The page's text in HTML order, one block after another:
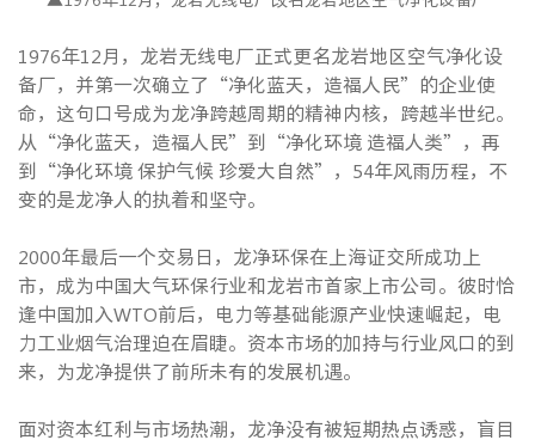
1976年12月，龙岩无线电厂正式更名龙岩地区空气净化设
备厂，并第一次确立了“净化蓝天，造福人民”的企业使
命，这句口号成为龙净跨越周期的精神内核，跨越半世纪。
从“净化蓝天，造福人民”到“净化环境 造福人类”，再
到“净化环境 保护气候 珍爱大自然”，54年风雨历程，不
变的是龙净人的执着和坚守。
2000年最后一个交易日，龙净环保在上海证交所成功上
市，成为中国大气环保行业和龙岩市首家上市公司。彼时恰
逢中国加入WTO前后，电力等基础能源产业快速崛起，电
力工业烟气治理迫在眉睫。资本市场的加持与行业风口的到
来，为龙净提供了前所未有的发展机遇。
面对资本红利与市场热潮，龙净没有被短期热点诱惑，盲目